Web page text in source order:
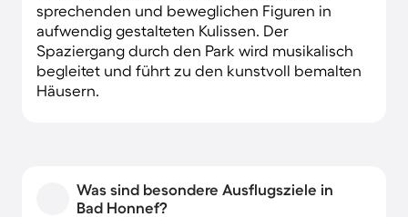
sprechenden und beweglichen Figuren in
aufwendig gestalteten Kulissen. Der
Spaziergang durch den Park wird musikalisch
begleitet und führt zu den kunstvoll bemalten
Häusern.
Was sind besondere Ausflugsziele in
Bad Honnef?